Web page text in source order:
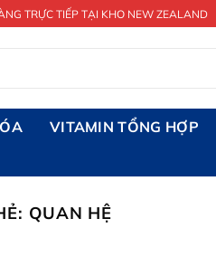
TRỰC TIẾP TẠI KHO NEW ZEALAND
VITAMIN TỔNG HỢP
QUAN HỆ